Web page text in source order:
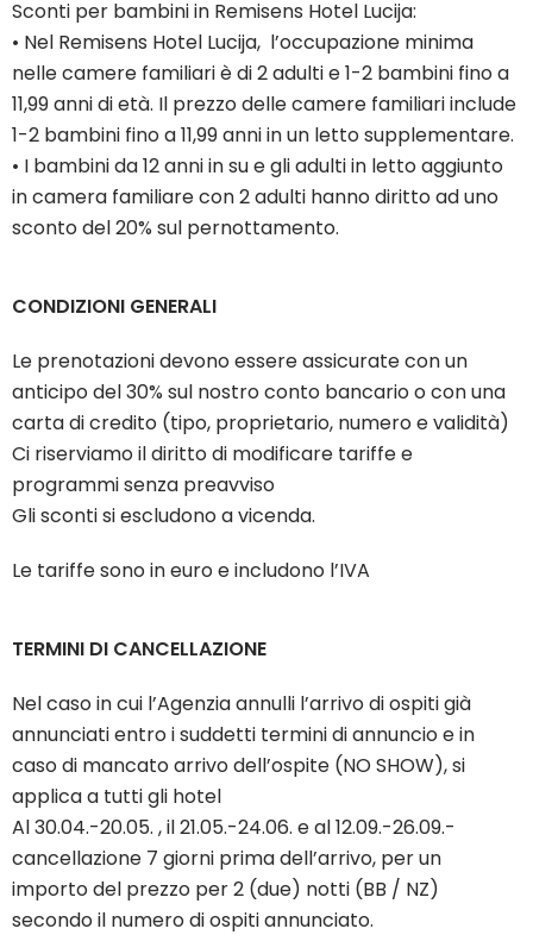
Sconti per bambini in Remisens Hotel Lucija:
• Nel Remisens Hotel Lucija, l’occupazione minima
nelle camere familiari è di 2 adulti e 1-2 bambini fino a
11,99 anni di età. Il prezzo delle camere familiari include
1-2 bambini fino a 11,99 anni in un letto supplementare.
• I bambini da 12 anni in su e gli adulti in letto aggiunto
in camera familiare con 2 adulti hanno diritto ad uno
sconto del 20% sul pernottamento.
CONDIZIONI GENERALI
Le prenotazioni devono essere assicurate con un
anticipo del 30% sul nostro conto bancario o con una
carta di credito (tipo, proprietario, numero e validità)
Ci riserviamo il diritto di modificare tariffe e
programmi senza preavviso
Gli sconti si escludono a vicenda.
Le tariffe sono in euro e includono l’IVA
TERMINI DI CANCELLAZIONE
Nel caso in cui l’Agenzia annulli l’arrivo di ospiti già
annunciati entro i suddetti termini di annuncio e in
caso di mancato arrivo dell’ospite (NO SHOW), si
applica a tutti gli hotel
Al 30.04.-20.05. , il 21.05.-24.06. e al 12.09.-26.09.-
cancellazione 7 giorni prima dell’arrivo, per un
importo del prezzo per 2 (due) notti (BB / NZ)
secondo il numero di ospiti annunciato.